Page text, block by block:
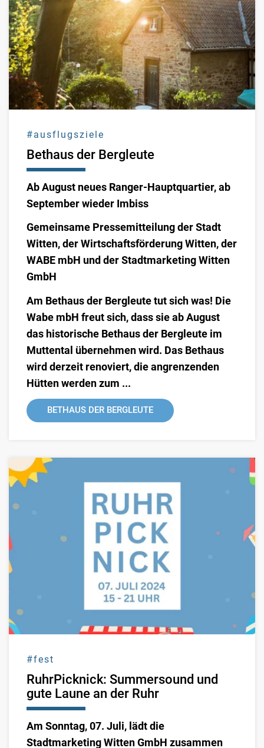
#ausflugsziele
Bethaus der Bergleute
Ab August neues Ranger-Hauptquartier, ab
September wieder Imbiss
Gemeinsame Pressemitteilung der Stadt
Witten, der Wirtschaftsförderung Witten, der
WABE mbH und der Stadtmarketing Witten
GmbH
Am Bethaus der Bergleute tut sich was! Die
Wabe mbH freut sich, dass sie ab August
das historische Bethaus der Bergleute im
Muttental übernehmen wird. Das Bethaus
wird derzeit renoviert, die angrenzenden
Hütten werden zum ...
BETHAUS DER BERGLEUTE
#fest
RuhrPicknick: Summersound und
gute Laune an der Ruhr
Am Sonntag, 07. Juli, lädt die
Stadtmarketing Witten GmbH zusammen